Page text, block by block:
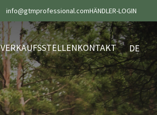
info@gtmprofessional.comHÄNDLER-LOGIN
VERKAUFSSTELLENKONTAKT DE